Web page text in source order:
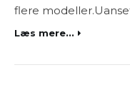
flere
Læs mere...